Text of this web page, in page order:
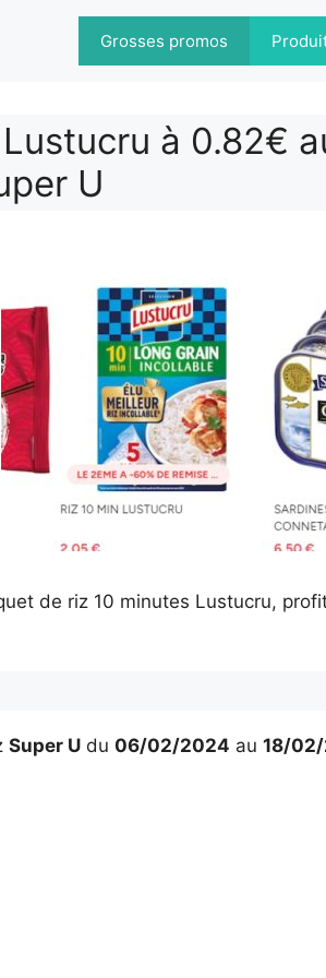
Grosses promos
à 0.82€
U
de riz 10 minutes Lustucru,
Super U du 06/02/2024 au 18/